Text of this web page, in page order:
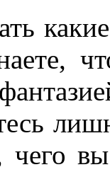
чего